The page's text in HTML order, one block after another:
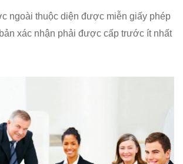
ngoài thuộc diện được miễn giấy phép
xác nhận phải được cấp trước ít nhất